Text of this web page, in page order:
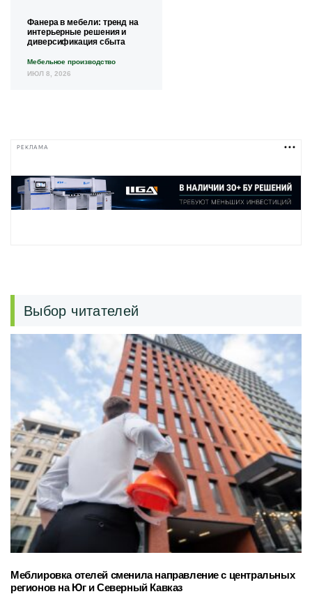
Фанера в мебели: тренд на
интерьерные решения и
диверсификация сбыта
Мебельное производство
ИЮЛ 8, 2026
РЕКЛАМА
Выбор читателей
Меблировка отелей сменила направление с центральных
регионов на Юг и Северный Кавказ